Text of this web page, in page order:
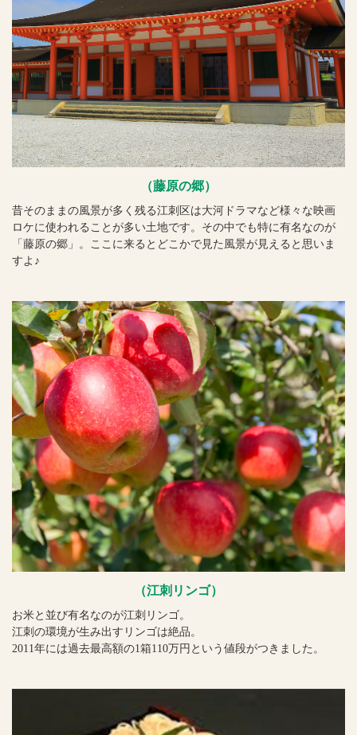
（藤原の郷）
昔そのままの風景が多く残る江刺区は大河ドラマなど様々な映画
ロケに使われることが多い土地です。その中でも特に有名なのが
「藤原の郷」。ここに来るとどこかで見た風景が見えると思いま
すよ♪
（江刺リンゴ）
お米と並び有名なのが江刺リンゴ。
江刺の環境が生み出すリンゴは絶品。
2011年には過去最高額の1箱110万円という値段がつきました。